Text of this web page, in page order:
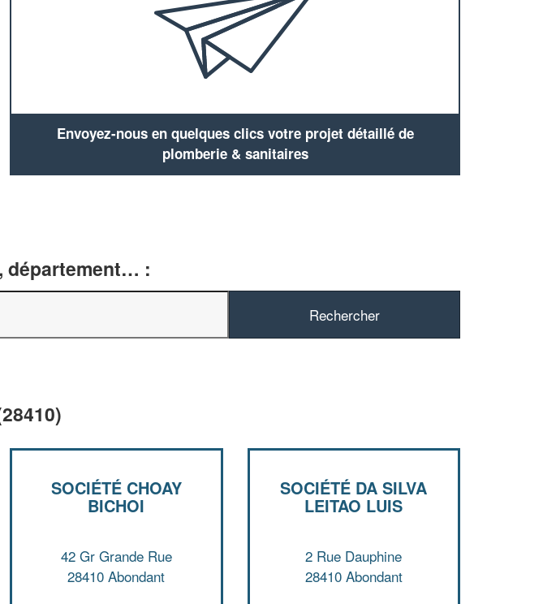
Envoyez-nous en quelques clics votre projet détaillé de
plomberie & sanitaires
département… :
SOCIÉTÉ CHOAY
BICHOI
42 Gr Grande Rue
28410 Abondant
SOCIÉTÉ DA SILVA
LEITAO LUIS
2 Rue Dauphine
28410 Abondant
✕
professionnel ?
vosmarges
tout en gagnant de
nouveaux clients